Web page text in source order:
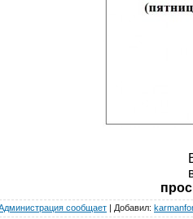
сообщает | Добавил: